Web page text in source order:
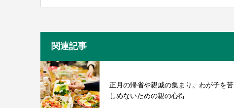
関連記事
正月の帰省や親戚の集まり。わが子を苦
しめないための親の心得